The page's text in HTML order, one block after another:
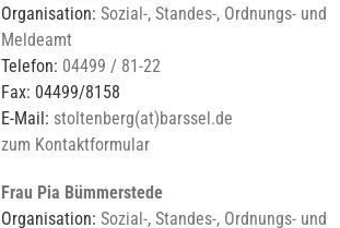
Organisation: Sozial-, Standes-, Ordnungs- und
Meldeamt
Telefon: 04499 / 81-22
Fax: 04499/8158
E-Mail: stoltenberg(at)barssel.de
zum Kontaktformular
Frau Pia Bümmerstede
Organisation: Sozial-, Standes-, Ordnungs- und